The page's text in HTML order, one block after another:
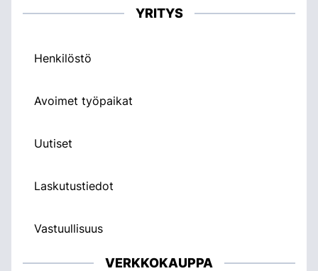
YRITYS
Henkilöstö
Avoimet työpaikat
Uutiset
Laskutustiedot
Vastuullisuus
VERKKOKAUPPA